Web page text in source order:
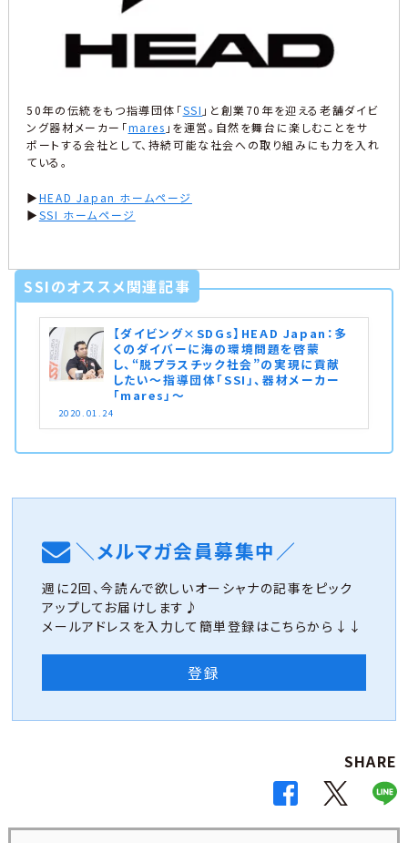
50年の伝統をもつ指導団体「SSI 」と創業70年を迎える老舗ダイビ
ング器材メーカー「mares 」を運営。自然を舞台に楽しむことをサ
ポートする会社として、持続可能な社会への取り組みにも力を入れ
ている。
▶︎HEAD Japan ホームページ
▶︎SSI ホームページ
SSIのオススメ関連記事
【ダイビング×SDGs】HEAD Japan：多
くのダイバーに海の環境問題を啓蒙
し、“脱プラスチック社会”の実現に貢献
したい〜指導団体「SSI」、器材メーカー
「mares」〜
2020.01.24
＼メルマガ会員募集中／
週に2回、今読んで欲しいオーシャナの記事をピック
アップしてお届けします♪
メールアドレスを入力して簡単登録はこちらから↓↓
登録
SHARE